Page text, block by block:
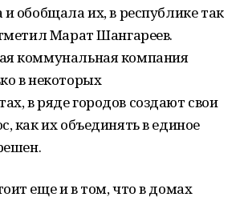
и обобщала их, в республике так
Марат Шангареев.
коммунальная компания
в некоторых
в ряде городов создают свои
как их объединять в единое
еще и в том, что в домах